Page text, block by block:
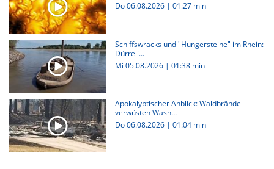
Do 06.08.2026 | 01:27 min
Schiffswracks und "Hungersteine" im Rhein:
Dürre i...
Mi 05.08.2026 | 01:38 min
Apokalyptischer Anblick: Waldbrände
verwüsten Wash...
Do 06.08.2026 | 01:04 min